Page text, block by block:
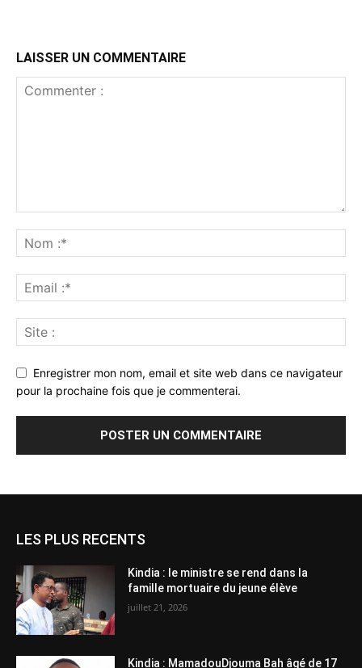
LAISSER UN COMMENTAIRE
Enregistrer mon nom, email et site web dans ce navigateur
pour la prochaine fois que je commenterai.
LES PLUS RECENTS
Kindia : le ministre se rend dans la
famille mortuaire du jeune élève
juillet 21, 2026
Kindia : MamadouDjouma Bah âgé de 17